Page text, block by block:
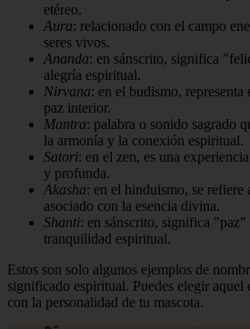
etéreo.
Aura: relacionado con el campo
seres vivos.
Ananda: en sánscrito, significa
alegría espiritual.
Nirvana: en el budismo,
paz interior.
Mantra: palabra o sonido sagrado
la armonía y la conexión espiritual.
Satori: en el zen, es una
y profunda.
Akasha: en el hinduismo, se refiere
asociado con la esencia divina.
Shanti: en sánscrito, significa "paz"
tranquilidad espiritual.
Estos son solo algunos ejemplos de
significado espiritual. Puedes elegir aquel
con la personalidad de tu mascota.